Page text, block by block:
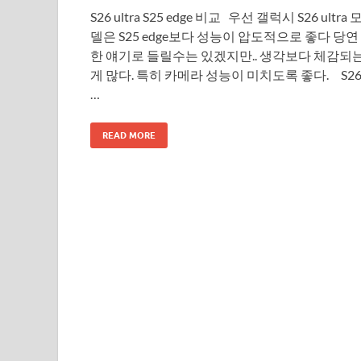
S26 ultra S25 edge 비교 우선 갤럭시 S26 ultra 모
델은 S25 edge보다 성능이 압도적으로 좋다 당연
한 얘기로 들릴수는 있겠지만.. 생각보다 체감되
게 많다. 특히 카메라 성능이 미치도록 좋다. S26
READ MORE